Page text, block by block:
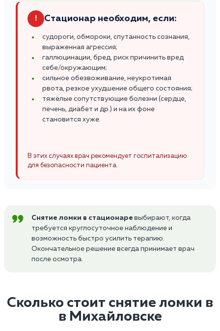
! Стационар необходим, если:
судороги, обмороки, спутанность сознания,
выраженная агрессия;
галлюцинации, бред, риск причинить вред
себе/окружающим;
сильное обезвоживание, неукротимая
рвота, резкое ухудшение общего состояния;
тяжёлые сопутствующие болезни (сердце,
печень, диабет и др.) и на их фоне
становится хуже.
В этих случаях врач рекомендует госпитализацию
для безопасности пациента.
Снятие ломки в стационаре выбирают, когда
требуется круглосуточное наблюдение и
возможность быстро усилить терапию.
Окончательное решение всегда принимает врач
после осмотра.
Сколько стоит снятие ломки в
в Михайловске